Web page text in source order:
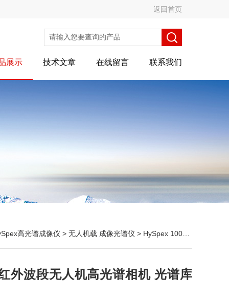
返回首页
展示 技术文章 在线留言 联系我们
高光谱成像仪 > 无人机载 成像光谱仪 > HySpex 100-2500nm短波红外波段无人机高光谱相机 光谱库建模
外波段无人机高光谱相机 光谱库